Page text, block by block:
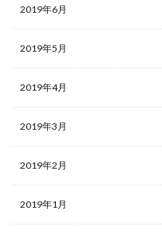
2019年6月
2019年5月
2019年4月
2019年3月
2019年2月
2019年1月